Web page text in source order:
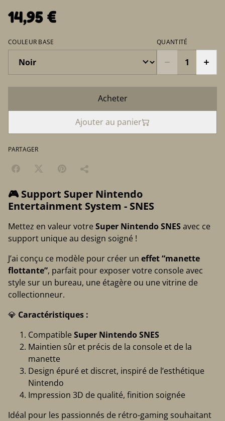
14,95 €
COULEUR BASE QUANTITÉ
Acheter
Ajouter au panier
PARTAGER
🎮 Support Super Nintendo
Entertainment System - SNES
Mettez en valeur votreSuper Nintendo SNESavec ce
support unique au design soigné !
J’ai conçu ce modèle pour créer un effet “manette
flottante”, parfait pour exposer votre console avec
style sur un bureau, une étagère ou une vitrine de
collectionneur.
💎 Caractéristiques :
CompatibleSuper Nintendo SNES
Maintien sûr et précis de la console et de la
manette
Design épuré et discret, inspiré de l’esthétique
Nintendo
Impression 3D de qualité, finition soignée
Idéal pour les passionnés de rétro-gaming souhaitant